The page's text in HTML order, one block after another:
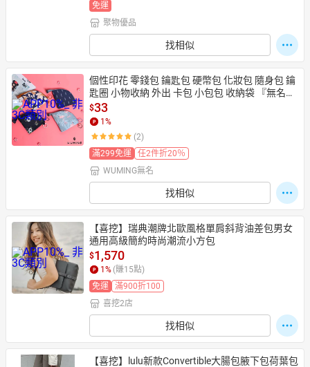
免運
聚物優品
找相似
個性印花 零錢包 鑰匙包 硬幣包 化妝包 隨身包 鑰
匙圈 小物收納 外出 卡包 小包包 收納袋 『無名』
K11129
$33
1 %
(2)
滿299免運
任2件折20％
WUMING無名
找相似
【喜挖】瑞典潮牌北歐風格單肩斜背油差包男女
通用高級簡約時尚潮流小方包
$1,570
1 % (賺15點)
免運
滿900折100
喜挖2店
找相似
【喜挖】lulu新款Convertible大腸包腋下包荷葉包